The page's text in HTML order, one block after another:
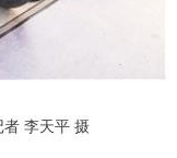
李天平 摄